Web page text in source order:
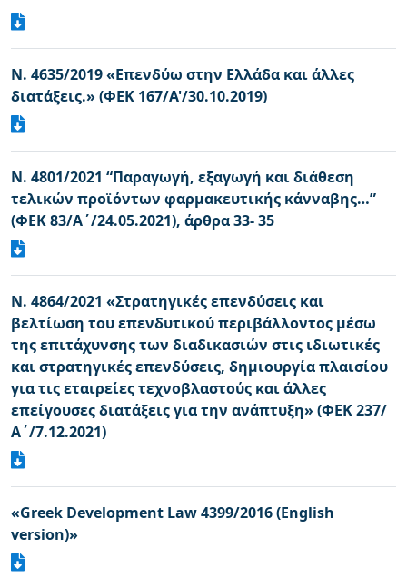
Ν. 4635/2019 «Επενδύω στην Ελλάδα και άλλες
διατάξεις.» (ΦΕΚ 167/Α'/30.10.2019)
Ν. 4801/2021 “Παραγωγή, εξαγωγή και διάθεση
τελικών προϊόντων φαρμακευτικής κάνναβης…”
(ΦΕΚ 83/Α΄/24.05.2021), άρθρα 33- 35
Ν. 4864/2021 «Στρατηγικές επενδύσεις και
βελτίωση του επενδυτικού περιβάλλοντος μέσω
της επιτάχυνσης των διαδικασιών στις ιδιωτικές
και στρατηγικές επενδύσεις, δημιουργία πλαισίου
για τις εταιρείες τεχνοβλαστούς και άλλες
επείγουσες διατάξεις για την ανάπτυξη» (ΦΕΚ 237/
Α΄/7.12.2021)
«Greek Development Law 4399/2016 (English
version)»